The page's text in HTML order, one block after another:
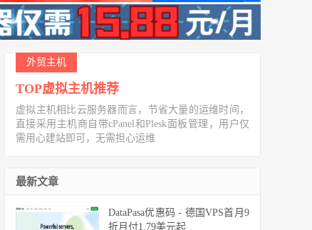
外贸主机
TOP虚拟主机推荐
虚拟主机相比云服务器而言，节省大量的运维时间，
直接采用主机商自带cPanel和Plesk面板管理，用户仅
需用心建站即可，无需担心运维
最新文章
DataPasa优惠码 - 德国VPS首月9
折月付1.79美元起